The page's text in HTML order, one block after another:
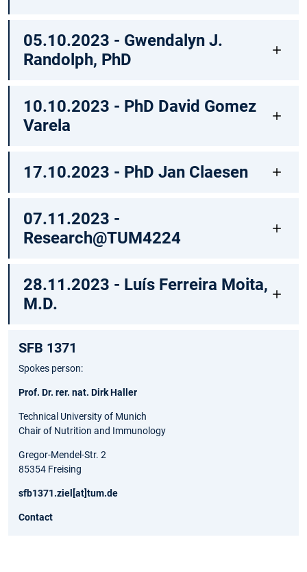
05.10.2023 - Gwendalyn J.
Randolph, PhD
10.10.2023 - PhD David Gomez
Varela
17.10.2023 - PhD Jan Claesen
07.11.2023 -
Research@TUM4224
28.11.2023 - Luís Ferreira Moita,
M.D.
SFB 1371
Spokes person:
Prof. Dr. rer. nat. Dirk Haller
Technical University of Munich
Chair of Nutrition and Immunology
Gregor-Mendel-Str. 2
85354 Freising
sfb1371.ziel[at]tum.de
Contact